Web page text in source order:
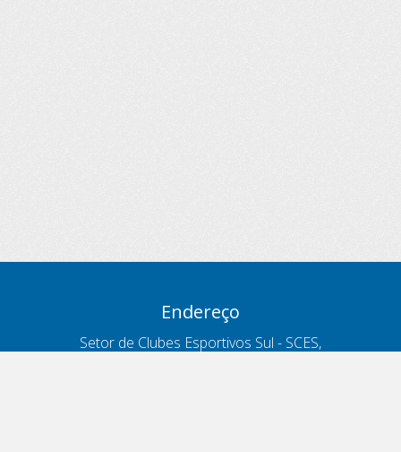
Endereço
Setor de Clubes Esportivos Sul - SCES,